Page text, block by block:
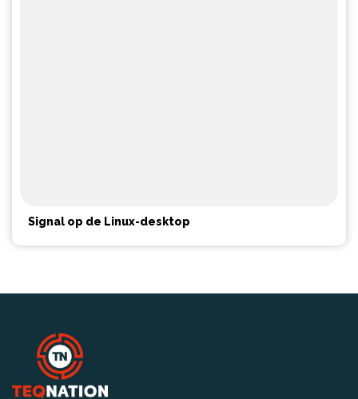
Signal op de Linux-desktop